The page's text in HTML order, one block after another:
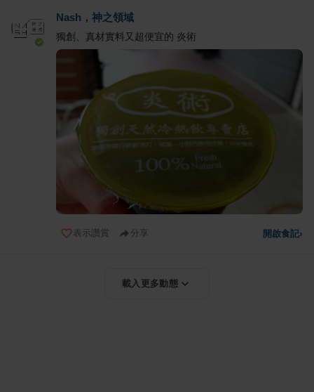
Nash，神之領域
獨創、真材實料又超便宜的 炎術
表示讚賞 分享 開啟食記›
載入更多動態